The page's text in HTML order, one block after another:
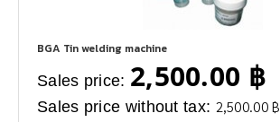
BGA Tin welding machine
Sales price: 2,500.00 ฿
Sales price without tax: 2,500.00 ฿